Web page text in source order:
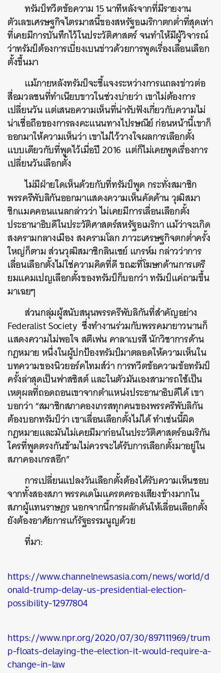
ทรัมป์ทวีตข้อความ 15 นาทีหลังจากที่มีรายงาน
ตัวเลขเศรษฐกิจไตรมาสนี้ของสหรัฐอเมริกาตกต่ำที่สุดเท่า
ที่เคยมีการบันทึกไว้ในประวัติศาสตร์ จนทำให้มีผู้วิจารณ์
ว่าทรัมป์ต้องการเบี่ยงเบนข่าวด้วยการพูดเรื่องเลื่อนเลือก
ตั้งขึ้นมา
แม้ภายหลังทรัมป์จะชี้แจงระหว่างการแถลงข่าวต่อ
สื่อมวลชนที่ทำเนียบขาวในช่วงบ่ายว่า เขาไม่ต้องการ
เปลี่ยนวัน แต่เสนอความเห็นที่น่ารับฟังเกี่ยวกับความไม่
น่าเชื่อถือของการลงคะแนนทางไปรษณีย์ ก่อนหน้านี้เขาก็
ออกมาให้ความเห็นว่า เขาไม่ไว้วางใจผลการเลือกตั้ง
แบบเดียวกับที่พูดไว้เมื่อปี 2016 แต่ก็ไม่เคยพูดเรื่องการ
เปลี่ยนวันเลือกตั้ง
ไม่มีฝ่ายใดเห็นด้วยกับที่ทรัมป์พูด กระทั่งสมาชิก
พรรครีพับลิกันออกมาแสดงความเห็นคัดค้าน วุฒิสมา
ชิกแมคคอนแนลกล่าวว่า ไม่เคยมีการเลื่อนเลือกตั้ง
ประธานาธิบดีในประวัติศาสตร์สหรัฐอเมริกา แม้ว่าจะเกิด
สงครามกลางเมือง สงครามโลก ภาวะเศรษฐกิจตกต่ำครั้ง
ใหญ่ก็ตาม ส่วนวุฒิสมาชิกลินเซย์ แกรห์ม กล่าวว่าการ
เลื่อนเลือกตั้งไม่ใช่ความคิดที่ดี ขณะที่โฆษกด้านการเตรี
ยมแคมเปญเลือกตั้งของทรัมป์ก็บอกว่า ทรัมป์แค่ถามขึ้น
มาเฉยๆ
ส่วนกลุ่มผู้สนับสนุนพรรครีพับลิกันที่สำคัญอย่าง
Federalist Society ซึ่งทำงานร่วมกับพรรคมายาวนานก็
แสดงความไม่พอใจ สตีเฟน คาลาเบรสี นักวิชาการด้าน
กฎหมาย หนึ่งในผู้ปกป้องทรัมป์มาตลอดให้ความเห็นใน
บทความของนิวยอร์คไทมส์ว่า การทวีตข้อความข้อทรัมป์
ครั้งล่าสุดเป็นฟาสซิสต์ และในตัวมันเองสามารถใช้เป็น
เหตุผลที่ถอดถอนเขาจากตำแหน่งประธานาธิบดีได้ เขา
บอกว่า “สมาชิกสภาคองเกรสทุกคนของพรรครีพับลิกัน
ต้องบอกทรัมป์ว่า เขาเลื่อนเลือกตั้งไม่ได้ ทำเช่นนี้ผิด
กฎหมายและมันไม่เคยมีมาก่อนในประวัติศาสตร์อเมริกัน
ใครที่พูดตรงกันข้ามไม่ควรจะได้รับการเลือกตั้งมาอยู่ใน
สภาคองเกรสอีก”
การเปลี่ยนแปลงวันเลือกตั้งต้องได้รับความเห็นชอบ
จากทั้งสองสภา พรรคเดโมแครตครองเสียงข้างมากใน
สภาผู้แทนราษฎร นอกจากนี้การผลักดันให้เลื่อนเลือกตั้ง
ยังต้องอาศัยการแก้รัฐธรรมนูญด้วย
ที่มา:
https://www.channelnewsasia.com/news/world/d
onald-trump-delay-us-presidential-election-
possibility-12977804
https://www.npr.org/2020/07/30/897111969/trum
p-floats-delaying-the-election-it-would-require-a-
change-in-law
ค้นหา
SHARE TWEET LINE EMAIL